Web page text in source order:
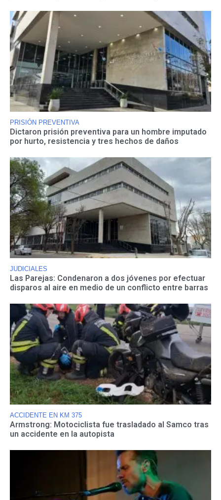
PRISIÓN PREVENTIVA
Dictaron prisión preventiva para un hombre imputado
por hurto, resistencia y tres hechos de daños
JUDICIALES
Las Parejas: Condenaron a dos jóvenes por efectuar
disparos al aire en medio de un conflicto entre barras
ACCIDENTE EN KM 375
Armstrong: Motociclista fue trasladado al Samco tras
un accidente en la autopista